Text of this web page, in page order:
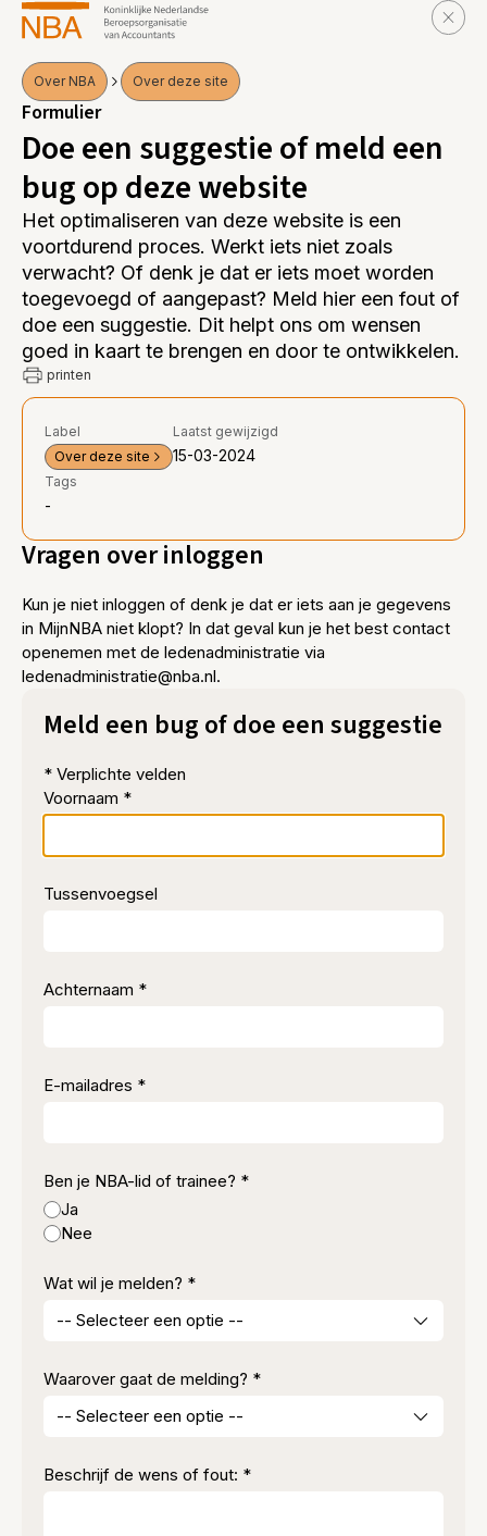
Over NBA Over deze site
Formulier
Doe een suggestie of meld een
bug op deze website
Het optimaliseren van deze website is een
voortdurend proces. Werkt iets niet zoals
verwacht? Of denk je dat er iets moet worden
toegevoegd of aangepast? Meld hier een fout of
doe een suggestie. Dit helpt ons om wensen
goed in kaart te brengen en door te ontwikkelen.
printen
Label
Over deze site
Laatst gewijzigd
15-03-2024
Tags
-
Vragen over inloggen
Kun je niet inloggen of denk je dat er iets aan je gegevens
in MijnNBA niet klopt? In dat geval kun je het best contact
openemen met de ledenadministratie via
ledenadministratie@nba.nl.
Meld een bug of doe een suggestie
* Verplichte velden
Voornaam *
Tussenvoegsel
Achternaam *
E-mailadres *
Ben je NBA-lid of trainee? *
Ja
Nee
Wat wil je melden? *
Waarover gaat de melding? *
Beschrijf de wens of fout: *